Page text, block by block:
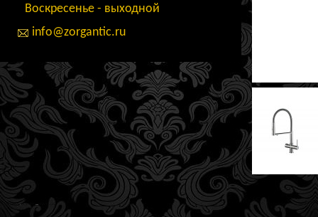
Воскресенье - выходной
info@zorgantic.ru